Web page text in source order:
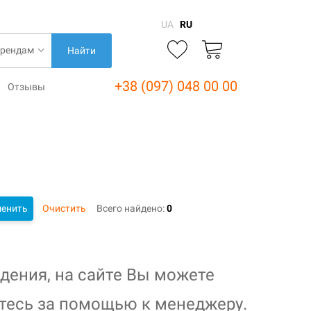
Найти
UA RU
Отзывы +38 (097) 048 00 00
Очистить Всего найдено:0
на сайте Вы можете
за помощью к менеджеру.